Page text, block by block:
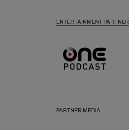
ENTERTAINMENT PARTNER
PARTNER MEDIA